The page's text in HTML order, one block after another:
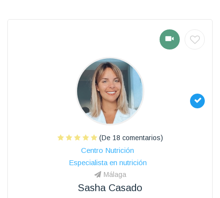
(De 18 comentarios)
Centro Nutrición
Especialista en nutrición
Málaga
Sasha Casado